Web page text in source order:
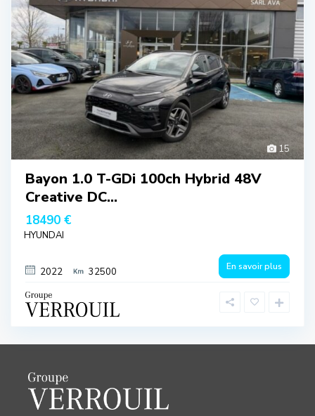
15
Bayon 1.0 T-GDi 100ch Hybrid 48V
Creative DC...
18490 €
HYUNDAI
2022 32500 En savoir plus